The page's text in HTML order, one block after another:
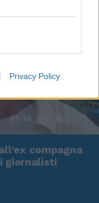
Privacy Policy
01:16
compagna
giornalisti